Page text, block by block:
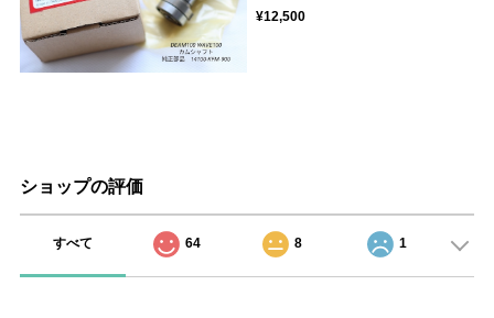
¥12,500
ショップの評価
すべて 64 8 1